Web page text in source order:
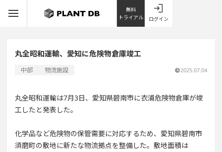
無料
トライアル
ログイン
丸全昭和運輸、愛知に危険物倉庫竣工
中部 物流施設 2025.07.04
丸全昭和運輸は7月3日、愛知県碧南市に衣浦危険物倉庫が竣
工したと発表した。
化学品など危険物の保管需要に対応するため、愛知県碧南市
須磨町の敷地に新たな物流拠点を整備した。敷地面積は